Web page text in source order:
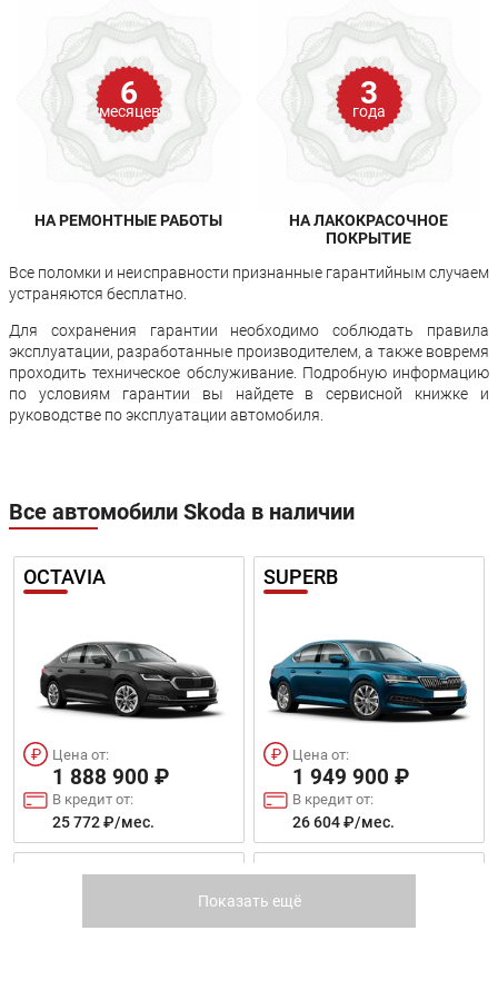
6
месяцев
НА РЕМОНТНЫЕ РАБОТЫ
3
года
НА ЛАКОКРАСОЧНОЕ
ПОКРЫТИЕ
Все поломки и неисправности признанные гарантийным случаем
устраняются бесплатно.
Для сохранения гарантии необходимо соблюдать правила
эксплуатации, разработанные производителем, а также вовремя
проходить техническое обслуживание. Подробную информацию
по условиям гарантии вы найдете в сервисной книжке и
руководстве по эксплуатации автомобиля.
Все автомобили Skoda в наличии
OCTAVIA
Цена от:
1 888 900 ₽
В кредит от:
25 772 ₽/мес.
SUPERB
Цена от:
1 949 900 ₽
В кредит от:
26 604 ₽/мес.
KAROQ SUPERB COMBI
Показать ещё